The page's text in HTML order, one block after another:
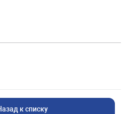
к списку